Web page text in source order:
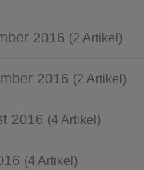
2016 (2 Artikel)
2016 (2 Artikel)
2016 (4 Artikel)
(4 Artikel)